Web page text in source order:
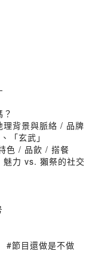
背景與脈絡 / 品牌
「玄武」
色 / 品飲 / 搭餐
力 vs. 獺祭的社交
節目還做是不做